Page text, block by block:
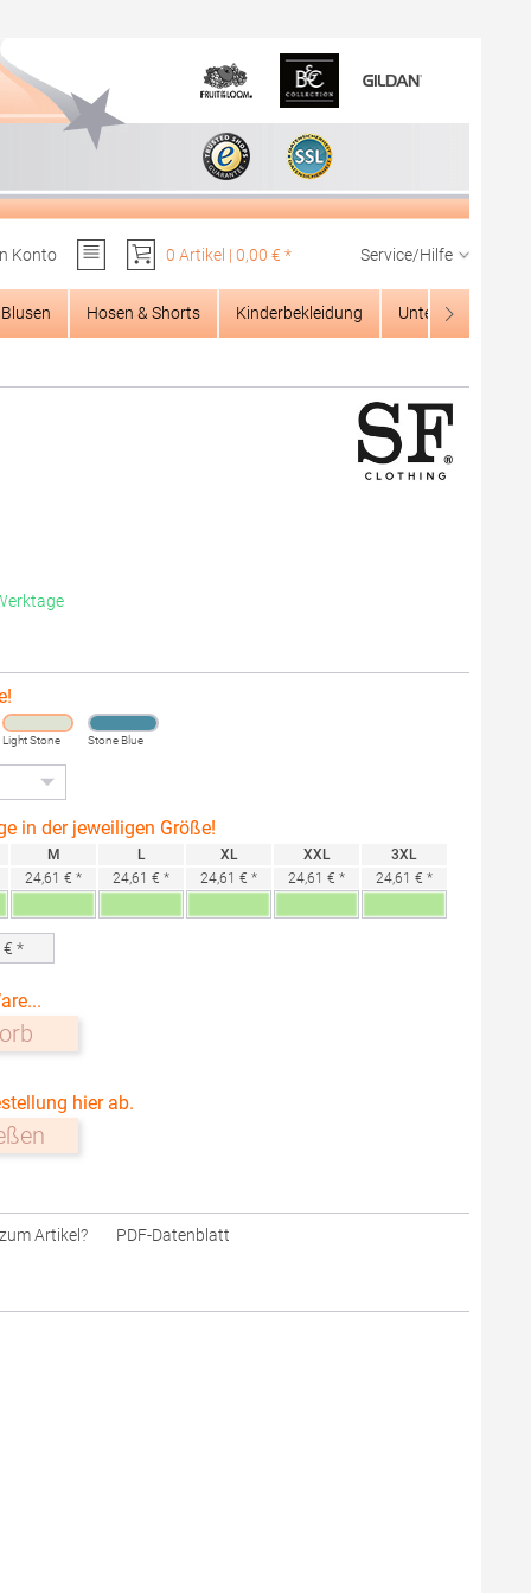
Konto
0 Artikel | 0,00 € * Service/Hilfe
Hosen & Shorts Kinderbekleidung Unterwäsche
Light Stone Stone Blue
in der jeweiligen Größe!
M
24,61 € *
L
24,61 € *
XL
24,61 € *
XXL
24,61 € *
3XL
24,61 € *
€ *
hier ab.
Artikel? PDF-Datenblatt